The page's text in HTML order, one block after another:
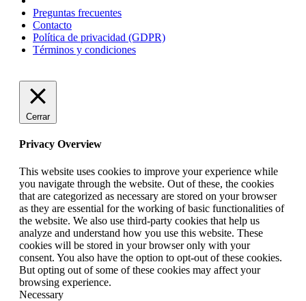
Preguntas frecuentes
Contacto
Política de privacidad (GDPR)
Términos y condiciones
Cerrar
Privacy Overview
This website uses cookies to improve your experience while
you navigate through the website. Out of these, the cookies
that are categorized as necessary are stored on your browser
as they are essential for the working of basic functionalities of
the website. We also use third-party cookies that help us
analyze and understand how you use this website. These
cookies will be stored in your browser only with your
consent. You also have the option to opt-out of these cookies.
But opting out of some of these cookies may affect your
browsing experience.
Necessary